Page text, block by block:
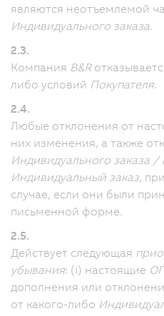
являются неотъемлемой
Индивидуального заказа.
2.3.
Компания B&R
либо условий Покупателя.
2.4.
Любые отклонения от
них изменения, а также
Индивидуального заказа
Индивидуальный заказ,
случае, если они были
письменной форме.
2.5.
Действует следующая
убывания: (i) настоящие
дополнения или
от какого-либо